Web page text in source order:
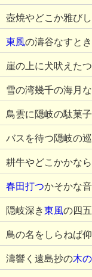
壺焼やどこか雅び
東風の濤谷なすと
崖の上に犬吠えた
雪の湾幾千の海月
鳥雲に隠岐の駄菓
バスを待つ隠岐の
耕牛やどこかかな
春田打つかそかな
隠岐深き東風の四
鳥の名をしらねば
濤響く遠島抄の木